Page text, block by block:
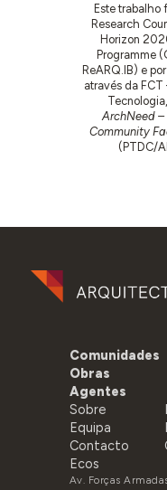
Este trabalho
Research
Horizon
Programme
ReARQ.IB) e
através da FCT
ArchNeed
Community
(PTDC/
Comunidades
Obras
Agentes
Sobre
Equipa
Contacto
Ecos
Av. Forças